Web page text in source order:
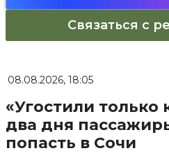
Связаться с
08.08.2026, 18:05
«Угостили только
два дня
попасть в Сочи